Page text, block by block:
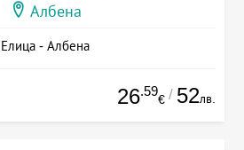
Албена
Елица - Албена
26.59
€ / 52лв.